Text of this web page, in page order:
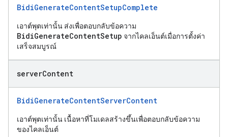
BidiGenerateContentSetupComplete
เอาต์พุตเท่านั้น ส่งเพื่อตอบกลับข้อความ
BidiGenerateContentSetup จากไคลเอ็นต์เมื่อการตั้งค่า
เสร็จสมบูรณ์
serverContent
BidiGenerateContentServerContent
เอาต์พุตเท่านั้น เนื้อหาที่โมเดลสร้างขึ้นเพื่อตอบกลับข้อความ
ของไคลเอ็นต์